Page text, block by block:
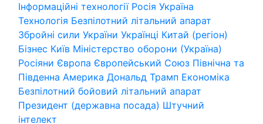
Інформаційні технології Росія Україна
Технологія Безпілотний літальний апарат
Збройні сили України Українці Китай (регіон)
Бізнес Київ Міністерство оборони (Україна)
Росіяни Європа Європейський Союз Північна та
Південна Америка Дональд Трамп Економіка
Безпілотний бойовий літальний апарат
Президент (державна посада) Штучний
інтелект